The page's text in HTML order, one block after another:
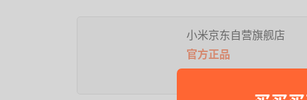
小米京东自营旗舰店
官方正品